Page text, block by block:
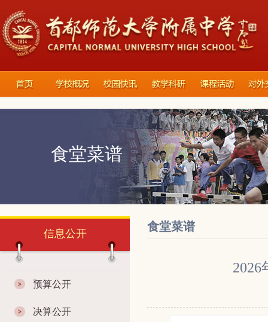
食堂菜谱
信息公开
预算公开
决算公开
食堂菜谱
2026